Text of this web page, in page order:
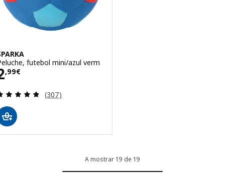
futebol mini/azul verm
,99€ 2,99€
Avaliação: 4.8 fora de 5 estrelas. Total de
(307)
A mostrar 19 de 19